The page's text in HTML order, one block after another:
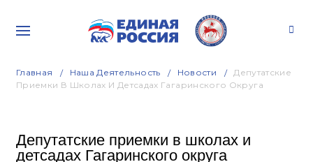
Главная Наша Деятельность Новости
Депутатские
Приемки В Школах И Детсадах Гагаринского Округа
Депутатские приемки в школах и
детсадах Гагаринского округа